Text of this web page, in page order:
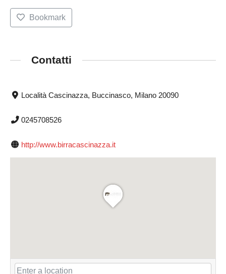
Bookmark
Contatti
Località Cascinazza, Buccinasco, Milano 20090
0245708526
http://www.birracascinazza.it